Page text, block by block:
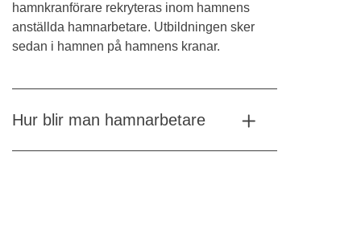
hamnkranförare rekryteras inom hamnens
anställda hamnarbetare. Utbildningen sker
sedan i hamnen på hamnens kranar.
Hur blir man hamnarbetare